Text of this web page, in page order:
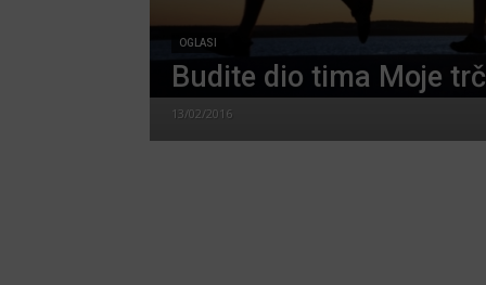
OGLASI
Budite dio tima Moje
13/02/2016